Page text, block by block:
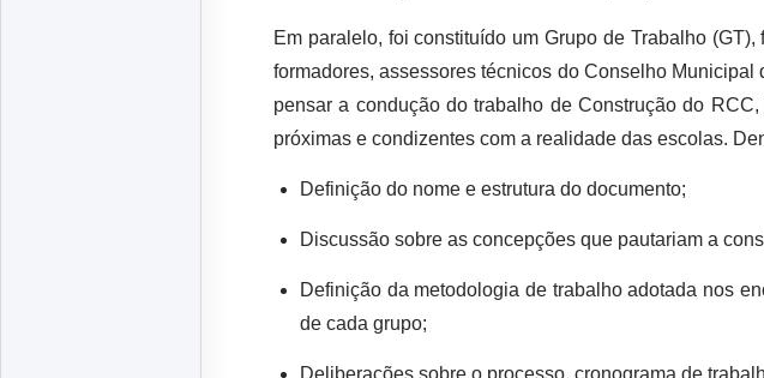
Em paralelo, foi constituído um Grupo de Trabalho
formadores, assessores técnicos do Conselho
pensar a condução do trabalho de Construção do
próximas e condizentes com a realidade das escolas.
Definição do nome e estrutura do documento;
Discussão sobre as concepções que pautariam a
Definição da metodologia de trabalho adotada nos
de cada grupo;